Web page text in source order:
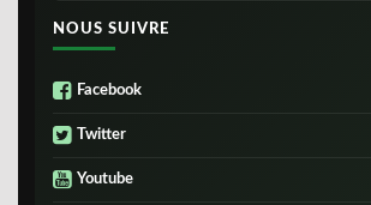
NOUS SUIVRE
Facebook
Twitter
Youtube